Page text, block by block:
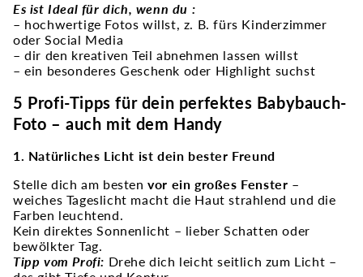
Es ist Ideal für dich, wenn du :
– hochwertige Fotos willst, z. B. fürs Kinderzimmer
oder Social Media
– dir den kreativen Teil abnehmen lassen willst
– ein besonderes Geschenk oder Highlight suchst
5 Profi-Tipps für dein perfektes Babybauch-
Foto – auch mit dem Handy
1. Natürliches Licht ist dein bester Freund
Stelle dich am bestenvor ein großes Fenster –
weiches Tageslicht macht die Haut strahlend und die
Farben leuchtend.
Kein direktes Sonnenlicht – lieber Schatten oder
bewölkter Tag.
Tipp vom Profi: Drehe dich leicht seitlich zum Licht –